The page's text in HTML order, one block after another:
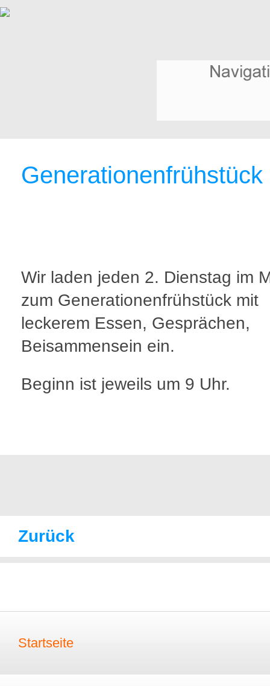
Generationenfrühstück
Wir laden jeden 2. Dienstag im
zum Generationenfrühstück mit
leckerem Essen, Gesprächen,
Beisammensein ein.
Beginn ist jeweils um 9 Uhr.
Zurück
Startseite